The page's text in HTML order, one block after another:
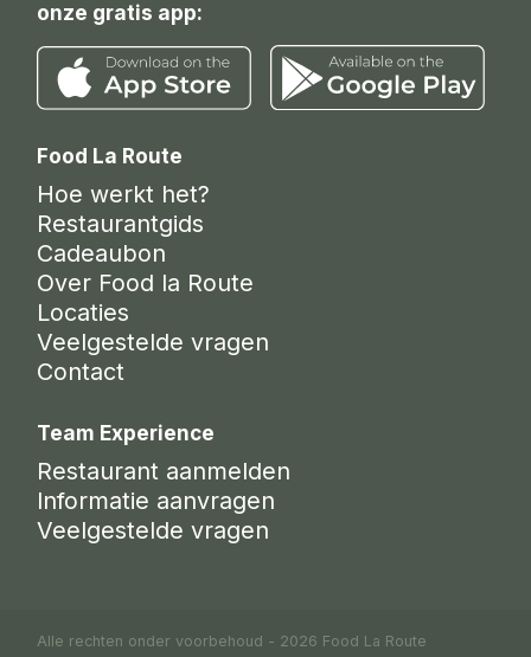
onze gratis app:
Food La Route
Hoe werkt het?
Restaurantgids
Cadeaubon
Over Food la Route
Locaties
Veelgestelde vragen
Contact
Team Experience
Restaurant aanmelden
Informatie aanvragen
Veelgestelde vragen
Alle rechten onder voorbehoud - 2026 Food La Route